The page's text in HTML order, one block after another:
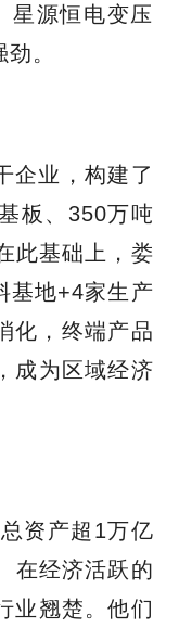
星源恒电变压
。
企业，构建了
板、350万吨
此基础上，娄
基地+4家生产
化 ， 终端产品
成为区域经济
资产超 1万亿
在经济活跃的
业翘楚。他们